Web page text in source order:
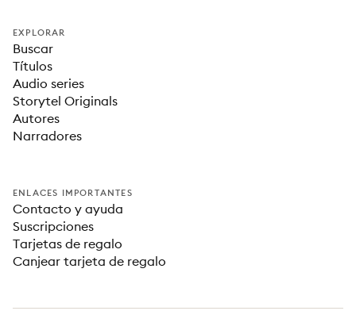
EXPLORAR
Buscar
Títulos
Audio series
Storytel Originals
Autores
Narradores
ENLACES IMPORTANTES
Contacto y ayuda
Suscripciones
Tarjetas de regalo
Canjear tarjeta de regalo